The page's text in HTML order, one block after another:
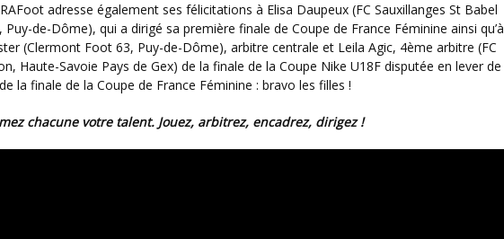
Puy-de-Dôme), qui a dirigé sa première finale de Coupe de France Féminine ainsi qu’à
(Clermont Foot 63, Puy-de-Dôme), arbitre centrale et Leila Agic, 4ème arbitre (FC
Haute-Savoie Pays de Gex) de la finale de la Coupe Nike U18F disputée en lever de
la finale de la Coupe de France Féminine : bravo les filles !
chacune votre talent. Jouez, arbitrez, encadrez, dirigez !